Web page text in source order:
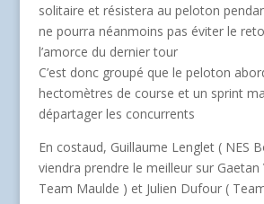
solitaire et résistera au peloton
ne pourra néanmoins pas éviter le
l’amorce du dernier tour
C’est donc groupé que le peloton
hectomètres de course et un sprint
départager les concurrents
En costaud, Guillaume Lenglet ( NES
viendra prendre le meilleur sur Gaetan
Team Maulde ) et Julien Dufour (